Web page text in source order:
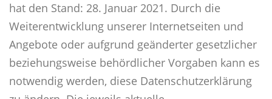
hat den Stand: 28. Januar 2021. Durch die
Weiterentwicklung unserer Internetseiten und
Angebote oder aufgrund geänderter gesetzlicher
beziehungsweise behördlicher Vorgaben kann es
notwendig werden, diese Datenschutzerklärung